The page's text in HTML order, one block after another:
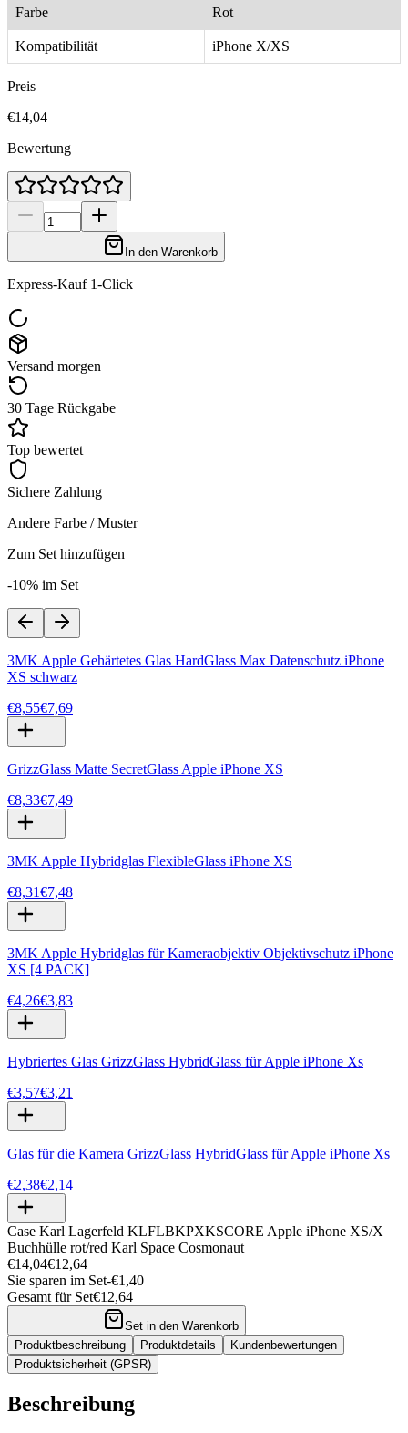
Farbe Rot
Kompatibilität iPhone X/XS
Preis
€14,04
Bewertung
In den Warenkorb
Express-Kauf 1-Click
Versand morgen
30 Tage Rückgabe
Top bewertet
Sichere Zahlung
Andere Farbe / Muster
Zum Set hinzufügen
-10% im Set
3MK Apple Gehärtetes Glas HardGlass Max Datenschutz iPhone
XS schwarz
€8,55€7,69
GrizzGlass Matte SecretGlass Apple iPhone XS
€8,33€7,49
3MK Apple Hybridglas FlexibleGlass iPhone XS
€8,31€7,48
3MK Apple Hybridglas für Kameraobjektiv Objektivschutz iPhone
XS [4 PACK]
€4,26€3,83
Hybriertes Glas GrizzGlass HybridGlass für Apple iPhone Xs
€3,57€3,21
Glas für die Kamera GrizzGlass HybridGlass für Apple iPhone Xs
€2,38€2,14
Case Karl Lagerfeld KLFLBKPXKSCORE Apple iPhone XS/X
Buchhülle rot/red Karl Space Cosmonaut
€14,04€12,64
Sie sparen im Set-€1,40
Gesamt für Set€12,64
Set in den Warenkorb
Produktbeschreibung
Produktdetails
Kundenbewertungen
Produktsicherheit (GPSR)
Beschreibung